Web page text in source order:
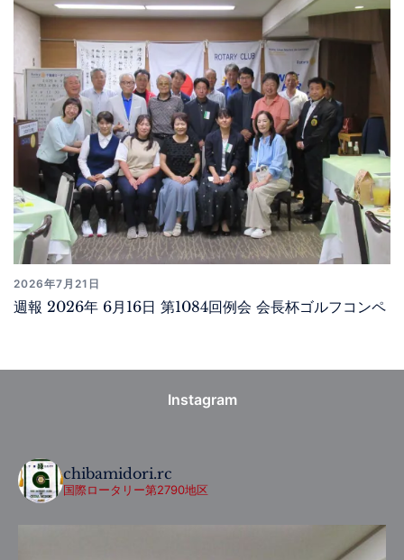
2026年7月21日
週報 2026年 6月16日 第1084回例会 会長杯ゴルフコンペ
Instagram
chibamidori.rc
国際ロータリー第2790地区